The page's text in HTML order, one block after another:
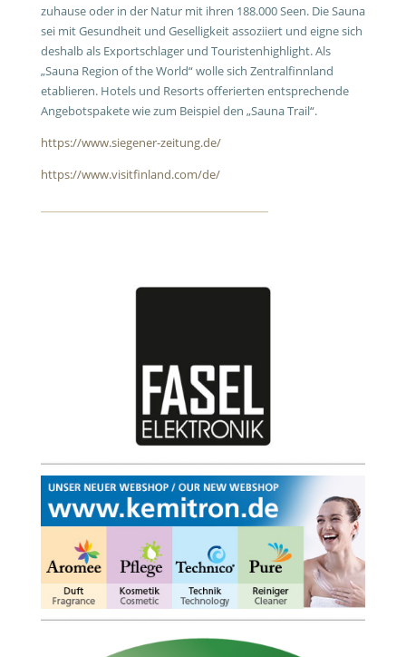
zuhause oder in der Natur mit ihren 188.000 Seen. Die Sauna
sei mit Gesundheit und Geselligkeit assoziiert und eigne sich
deshalb als Exportschlager und Touristenhighlight. Als
„Sauna Region of the World“ wolle sich Zentralfinnland
etablieren. Hotels und Resorts offerierten entsprechende
Angebotspakete wie zum Beispiel den „Sauna Trail“.
https://www.siegener-zeitung.de/
https://www.visitfinland.com/de/